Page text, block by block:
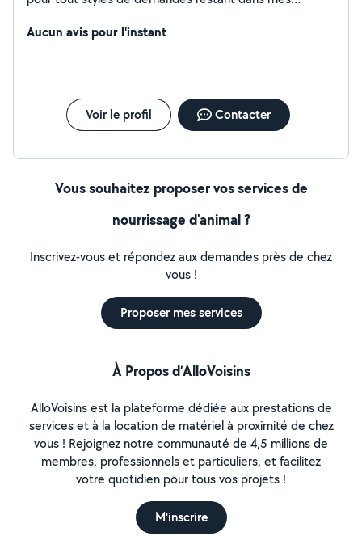
Aucun avis pour l'instant
Voir le profil Contacter
Vous souhaitez proposer vos services de
nourrissage d'animal ?
Inscrivez-vous et répondez aux demandes près de chez
vous !
Proposer mes services
À Propos d’AlloVoisins
AlloVoisins est la plateforme dédiée aux prestations de
services et à la location de matériel à proximité de chez
vous ! Rejoignez notre communauté de 4,5 millions de
membres, professionnels et particuliers, et facilitez
votre quotidien pour tous vos projets !
M'inscrire